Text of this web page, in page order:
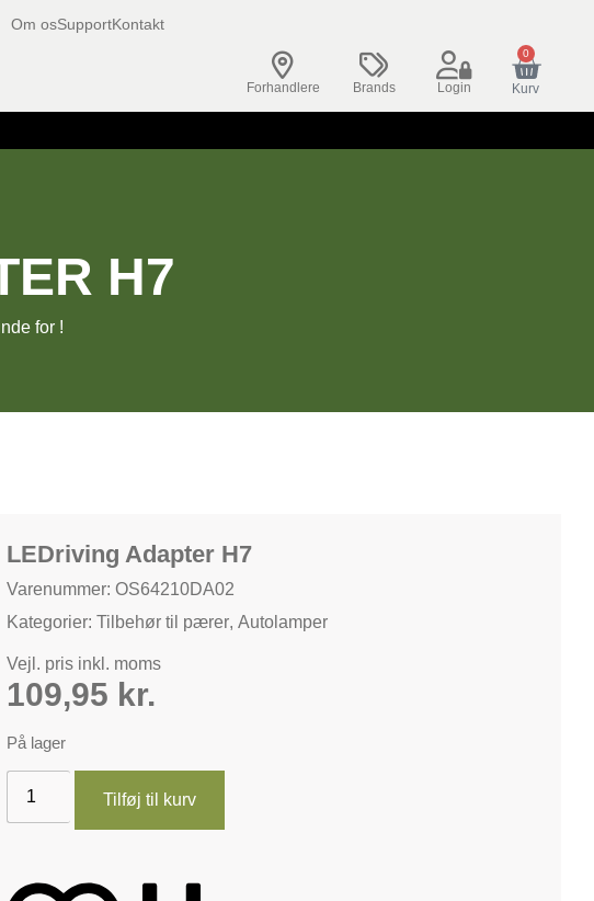
Om osSupportKontakt
Forhandlere Brands Login
0
Kurv
H7
for !
LEDriving Adapter H7
Varenummer: OS64210DA02
Kategorier:Tilbehør til pærer, Autolamper
Vejl. pris inkl. moms
109,95 kr.
På lager
Tilføj til kurv